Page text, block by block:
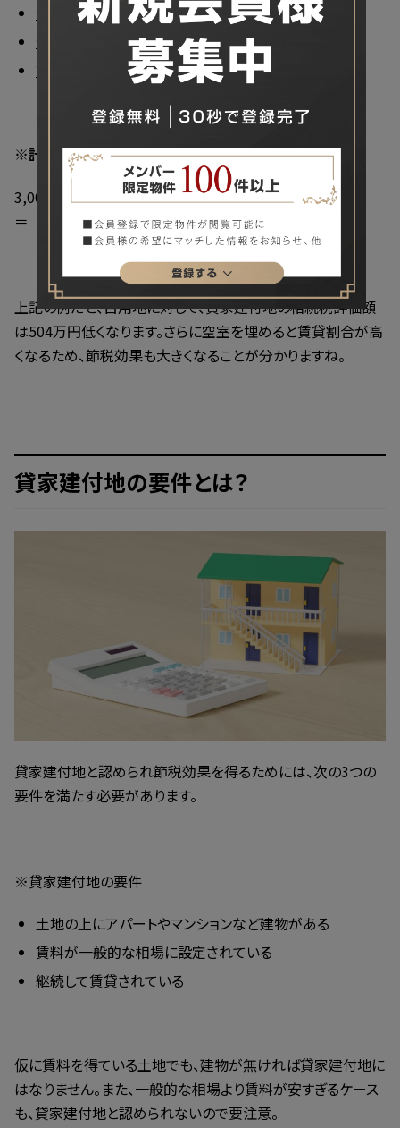
借地権割合 70％
借家権割合 30％
賃貸割合 80％
※計算式
3,000 － （3,000 × 70％ × 30％ × 80％）
＝ 2,496
上記の例だと、自用地に対して、貸家建付地の相続税評価額
は504万円低くなります。さらに空室を埋めると賃貸割合が高
くなるため、節税効果も大きくなることが分かりますね。
貸家建付地の要件とは？
貸家建付地と認められ節税効果を得るためには、次の3つの
要件を満たす必要があります。
※貸家建付地の要件
土地の上にアパートやマンションなど建物がある
賃料が一般的な相場に設定されている
継続して賃貸されている
仮に賃料を得ている土地でも、建物が無ければ貸家建付地に
はなりません。また、一般的な相場より賃料が安すぎるケース
も、貸家建付地と認められないので要注意。